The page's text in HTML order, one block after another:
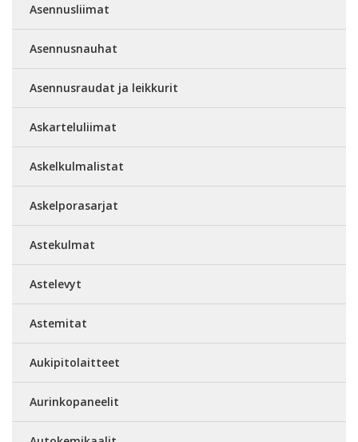
Asennusliimat
Asennusnauhat
Asennusraudat ja leikkurit
Askarteluliimat
Askelkulmalistat
Askelporasarjat
Astekulmat
Astelevyt
Astemitat
Aukipitolaitteet
Aurinkopaneelit